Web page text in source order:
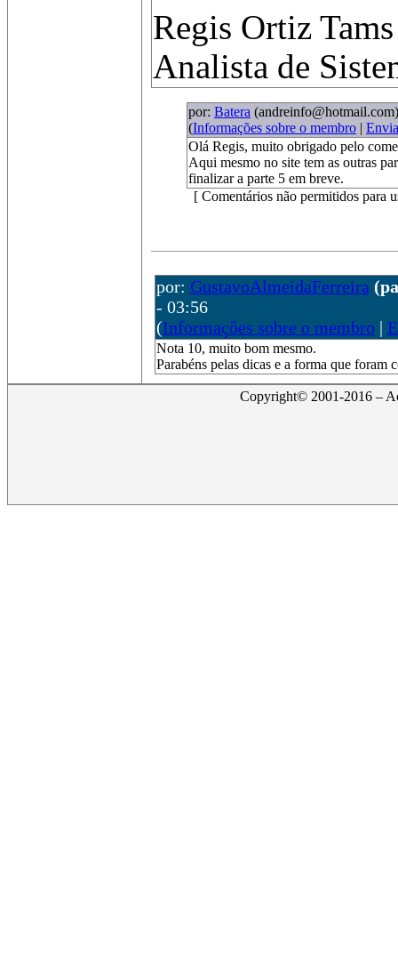
Regis Ortiz Tams
Analista de
por: Batera (andreinfo@hotmail.com)
(Informações sobre o membro |
Olá Regis, muito obrigado pelo
Aqui mesmo no site tem as outras
finalizar a parte 5 em breve.
[ Comentários não permitidos para
por: GustavoAlmeidaFerreira
- 03:56
(Informações sobre o membro|
Nota 10, muito bom mesmo.
Parabéns pelas dicas e a forma que foram
Copyright© 2001-2016 –